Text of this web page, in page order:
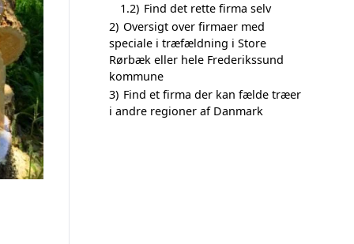
1.2) Find det rette firma selv
2) Oversigt over firmaer med
speciale i træfældning i Store
Rørbæk eller hele Frederikssund
kommune
3) Find et firma der kan fælde træer
i andre regioner af Danmark